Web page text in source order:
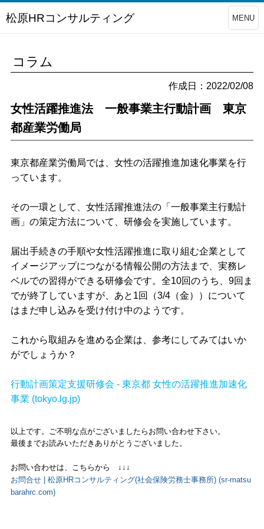
松原HRコンサルティング MENU
コラム
作成日：2022/02/08
女性活躍推進法 一般事業主行動計画 東京
都産業労働局
東京都産業労働局では、女性の活躍推進加速化事業を行
っています。
その一環として、女性活躍推進法の「一般事業主行動計
画」の策定方法について、研修会を実施しています。
届出手続きの手順や女性活躍推進に取り組む企業として
イメージアップにつながる情報公開の方法まで、実務レ
ベルでの習得ができる研修会です。全10回のうち、9回ま
でが終了していますが、あと1回（3/4（金））について
はまだ申し込みを受け付け中のようです。
これから取組みを進める企業は、参考にしてみてはいか
がでしょうか？
行動計画策定支援研修会 - 東京都 女性の活躍推進加速化
事業 (tokyo.lg.jp)
以上です。ご不明な点がございましたらお問い合わせ下さい。
最後までお読みいただきありがとうございました。
お問い合わせは、こちらから ↓↓↓
お問合せ | 松原HRコンサルティング(社会保険労務士事務所) (sr-matsu
barahrc.com)